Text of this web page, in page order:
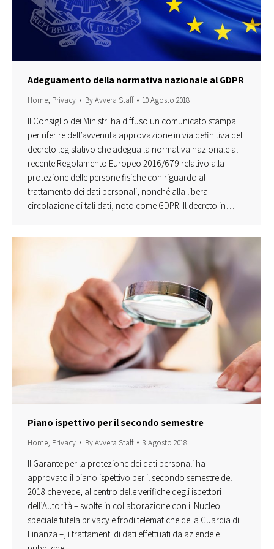
Adeguamento della normativa nazionale al GDPR
Home, Privacy ByAvvera Staff 10 Agosto 2018
Il Consiglio dei Ministri ha diffuso un comunicato stampa
per riferire dell’avvenuta approvazione in via definitiva del
decreto legislativo che adegua la normativa nazionale al
recente Regolamento Europeo 2016/679 relativo alla
protezione delle persone fisiche con riguardo al
trattamento dei dati personali, nonché alla libera
circolazione di tali dati, noto come GDPR. Il decreto in…
Piano ispettivo per il secondo semestre
Home, Privacy ByAvvera Staff 3 Agosto 2018
Il Garante per la protezione dei dati personali ha
approvato il piano ispettivo per il secondo semestre del
2018 che vede, al centro delle verifiche degli ispettori
dell’Autorità – svolte in collaborazione con il Nucleo
speciale tutela privacy e frodi telematiche della Guardia di
Finanza –, i trattamenti di dati effettuati da aziende e